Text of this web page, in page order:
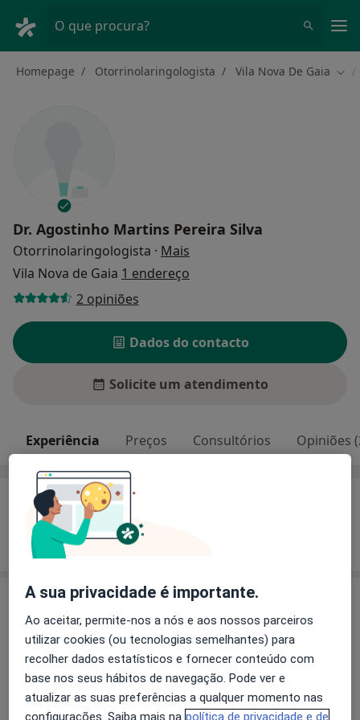
O que procura?
Homepage Otorrinolaringologista Vila Nova De Gaia
Dr. Agostinho Martins Pereira Silva
Otorrinolaringologista · Mais
Vila Nova de Gaia 1 endereço
2 opiniões
Dados do contacto
Solicite um atendimento
Experiência Preços Consultórios Opiniões
Experiência
Mostrar mais detalhes
Serviços e preços
Primeira consulta Otorrinolaringologia
Detalhes
Como mostramos os preços?
A sua privacidade é importante.
Ao aceitar, permite-nos a nós e aos nossos parceiros
utilizar cookies (ou tecnologias semelhantes) para
recolher dados estatísticos e fornecer conteúdo com
base nos seus hábitos de navegação. Pode ver e
atualizar as suas preferências a qualquer momento nas
configurações. Saiba mais na política de privacidade e de